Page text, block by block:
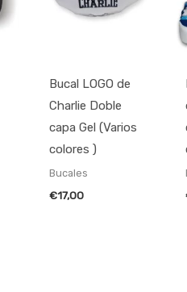
Bucal LOGO de
Charlie Doble
capa Gel (Varios
colores )
Bucales
€17,00